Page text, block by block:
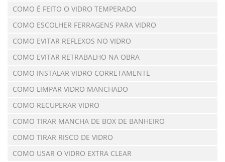
COMO É FEITO O VIDRO TEMPERADO
COMO ESCOLHER FERRAGENS PARA VIDRO
COMO EVITAR REFLEXOS NO VIDRO
COMO EVITAR RETRABALHO NA OBRA
COMO INSTALAR VIDRO CORRETAMENTE
COMO LIMPAR VIDRO MANCHADO
COMO RECUPERAR VIDRO
COMO TIRAR MANCHA DE BOX DE BANHEIRO
COMO TIRAR RISCO DE VIDRO
COMO USAR O VIDRO EXTRA CLEAR